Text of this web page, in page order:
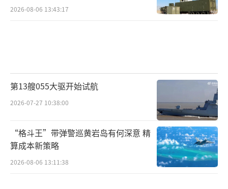
2026-08-06 13:43:17
第13艘055大驱开始试航
2026-07-27 10:38:00
“格斗王”带弹警巡黄岩岛有何深意 精
算成本新策略
2026-08-06 13:11:38